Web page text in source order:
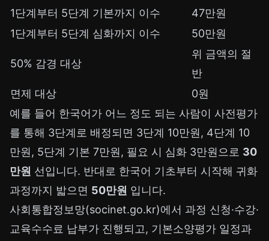
1단계부터 5단계 기본까지 이수
47만원
1단계부터 5단계 심화까지 이수
50만원
50% 감경 대상
위 금액의 절
반
면제 대상
0원
예를 들어 한국어가 어느 정도 되는 사람이 사전평가
를 통해 3단계로 배정되면 3단계 10만원, 4단계 10
만원, 5단계 기본 7만원, 필요 시 심화 3만원으로 30
만원 선입니다. 반대로 한국어 기초부터 시작해 귀화
과정까지 밟으면 50만원 입니다.
사회통합정보망(socinet.go.kr)에서 과정 신청·수강·
교육수수료 납부가 진행되고, 기본소양평가 일정과